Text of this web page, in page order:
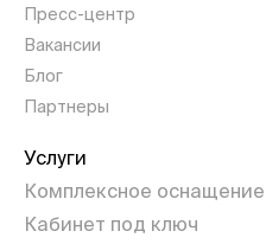
Пресс-центр
Вакансии
Блог
Партнеры
Услуги
Комплексное оснащение
Кабинет под ключ